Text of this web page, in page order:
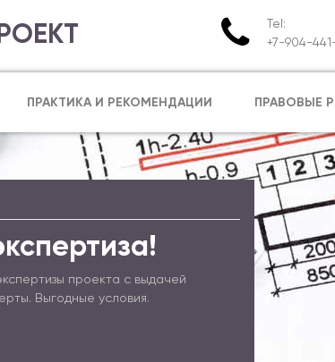
Tel:
+7-904-
ПРАКТИКА И РЕКОМЕНДАЦИИ ПРАВОВЫЕ
проекта с выдачей
Выгодные условия.